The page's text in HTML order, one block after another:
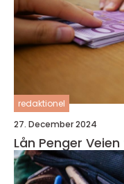
redaktionel
27. December 2024
Lån